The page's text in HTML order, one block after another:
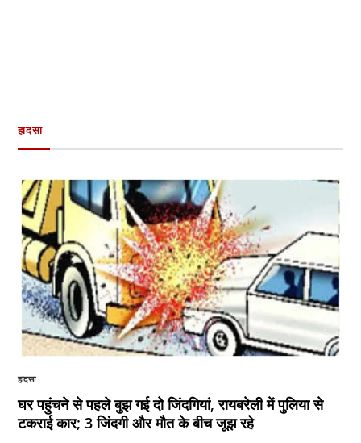
हादसा
हादसा
घर पहुंचने से पहले बुझ गई दो जिंदगियां, रायबरेली में पुलिया से
टकराई कार; 3 जिंदगी और मौत के बीच जूझ रहे